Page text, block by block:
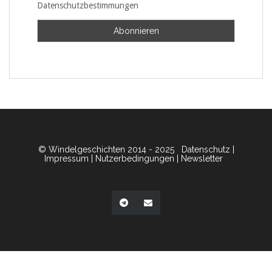
Datenschutzbestimmungen
© Windelgeschichten 2014 - 2025 Datenschutz
Impressum
Nutzerbedingungen Newsletter